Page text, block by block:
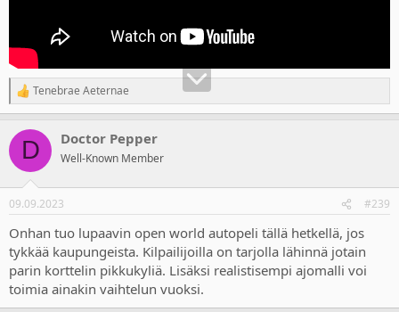
R
e
c
i
s
Tenebrae Aeternae
D Doctor Pepper
Well-Known Member
09.09.2023 #239
Onhan tuo lupaavin open world autopeli tällä hetkellä, jos
tykkää kaupungeista. Kilpailijoilla on tarjolla lähinnä jotain
parin korttelin pikkukyliä. Lisäksi realistisempi ajomalli voi
toimia ainakin vaihtelun vuoksi.